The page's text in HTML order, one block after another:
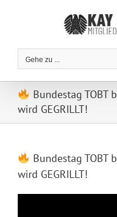
Gehe zu ...
Bundestag TOBT
wird GEGRILLT!
Bundestag TOBT
wird GEGRILLT!